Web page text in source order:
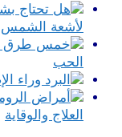
لأشعة الشمس
الحب
العلاج والوقاية